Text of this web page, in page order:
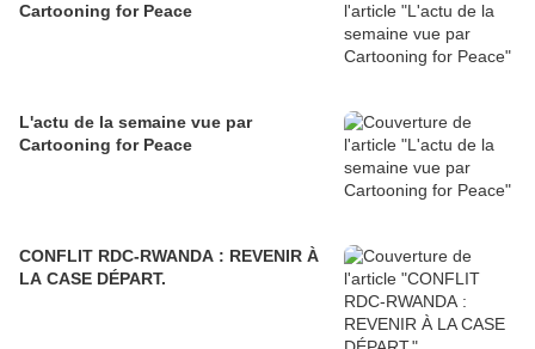
Cartooning for Peace
L'actu de la semaine vue par
Cartooning for Peace
CONFLIT RDC-RWANDA : REVENIR À
LA CASE DÉPART.